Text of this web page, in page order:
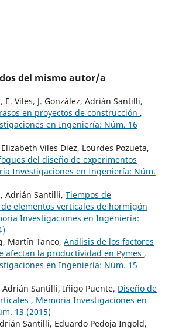
del mismo autor/a
E. Viles, J. González, Adrián Santilli,
en proyectos de construcción ,
en Ingeniería: Núm. 16
Viles Diez, Lourdes Pozueta,
del diseño de experimentos
Investigaciones en Ingeniería: Núm.
Adrián Santilli, Tiempos de
elementos verticales de hormigón
Investigaciones en Ingeniería:
Martín Tanco, Análisis de los factores
afectan la productividad en Pymes ,
en Ingeniería: Núm. 15
Adrián Santilli, Iñigo Puente, Diseño de
, Memoria Investigaciones en
13 (2015)
Santilli, Eduardo Pedoja Ingold,